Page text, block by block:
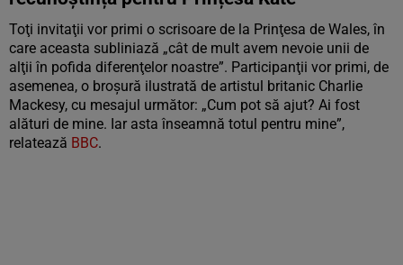
Toţi invitaţii vor primi o scrisoare de la Prinţesa de Wales, în
care aceasta subliniază „cât de mult avem nevoie unii de
alţii în pofida diferenţelor noastre”. Participanţii vor primi, de
asemenea, o broşură ilustrată de artistul britanic Charlie
Mackesy, cu mesajul următor: „Cum pot să ajut? Ai fost
alături de mine. Iar asta înseamnă totul pentru mine”,
relatează BBC.